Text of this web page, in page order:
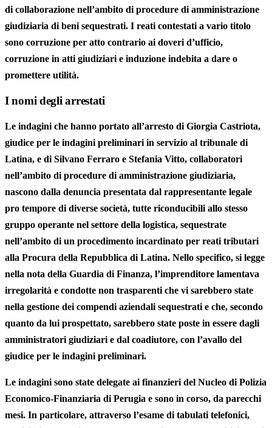
di collaborazione nell’ambito di procedure di amministrazione
giudiziaria di beni sequestrati. I reati contestati a vario titolo
sono corruzione per atto contrario ai doveri d’ufficio,
corruzione in atti giudiziari e induzione indebita a dare o
promettere utilità.
I nomi degli arrestati
Le indagini che hanno portato all’arresto diGiorgia Castriota,
giudice per le indagini preliminari in servizio al tribunale di
Latina, e di Silvano Ferraro e Stefania Vitto, collaboratori
nell’ambito di procedure di amministrazione giudiziaria,
nascono dalla denuncia presentata dal rappresentante legale
pro tempore di diverse società, tutte riconducibili allo stesso
gruppo operante nel settore della logistica, sequestrate
nell’ambito di un procedimento incardinato per reati tributari
alla Procura della Repubblica di Latina. Nello specifico, si legge
nella nota della Guardia di Finanza, l’imprenditore lamentava
irregolarità e condotte non trasparenti che vi sarebbero state
nella gestione dei compendi aziendali sequestrati e che, secondo
quanto da lui prospettato, sarebbero state poste in essere dagli
amministratori giudiziari e dal coadiutore, con l’avallo del
giudice per le indagini preliminari.
Le indagini sono state delegate ai finanzieri del Nucleo di Polizia
Economico-Finanziaria di Perugia e sono in corso, da parecchi
mesi. In particolare, attraverso l’esame di tabulati telefonici,